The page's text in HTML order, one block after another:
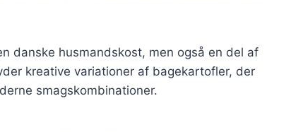
danske husmandskost, men også en del af
kreative variationer af bagekartofler, der
smagskombinationer.